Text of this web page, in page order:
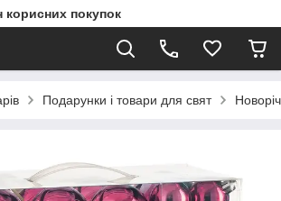
корисних покупок
Подарунки і товари для свят